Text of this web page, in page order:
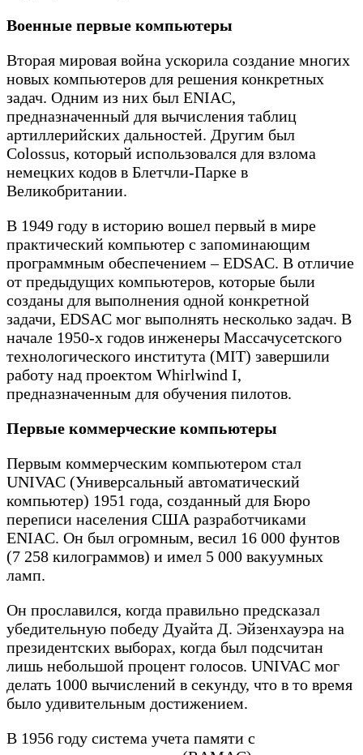
Военные первые компьютеры
Вторая мировая война ускорила создание многих
новых компьютеров для решения конкретных
задач. Одним из них был ENIAC,
предназначенный для вычисления таблиц
артиллерийских дальностей. Другим был
Colossus, который использовался для взлома
немецких кодов в Блетчли-Парке в
Великобритании.
В 1949 году в историю вошел первый в мире
практический компьютер с запоминающим
программным обеспечением – EDSAC. В отличие
от предыдущих компьютеров, которые были
созданы для выполнения одной конкретной
задачи, EDSAC мог выполнять несколько задач. В
начале 1950-х годов инженеры Массачусетского
технологического института (MIT) завершили
работу над проектом Whirlwind I,
предназначенным для обучения пилотов.
Первые коммерческие компьютеры
Первым коммерческим компьютером стал
UNIVAC (Универсальный автоматический
компьютер) 1951 года, созданный для Бюро
переписи населения США разработчиками
ENIAC. Он был огромным, весил 16 000 фунтов
(7 258 килограммов) и имел 5 000 вакуумных
ламп.
Он прославился, когда правильно предсказал
убедительную победу Дуайта Д. Эйзенхауэра на
президентских выборах, когда был подсчитан
лишь небольшой процент голосов. UNIVAC мог
делать 1000 вычислений в секунду, что в то время
было удивительным достижением.
В 1956 году система учета памяти с